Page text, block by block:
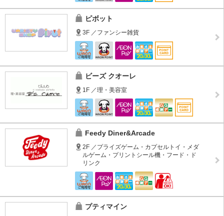
ピボット
3F ／ファンシー雑貨
ビーズ クオーレ
1F ／理・美容室
Feedy Diner&Arcade
2F ／プライズゲーム・カプセルトイ・メダ
ルゲーム・プリントシール機・フード・ド
リンク
プティマイン